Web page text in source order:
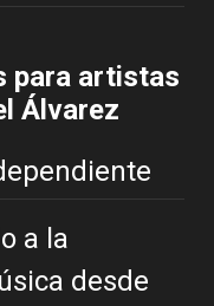
para artistas
Álvarez
a la
desde